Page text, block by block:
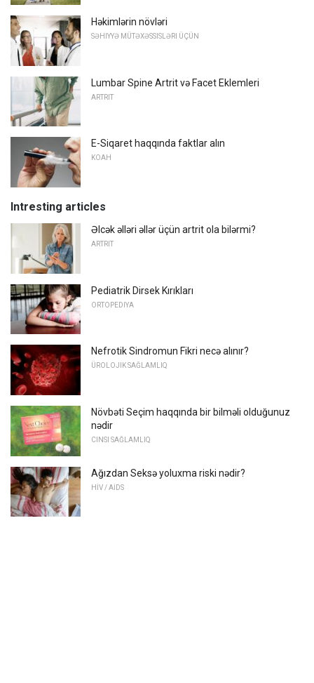
Həkimlərin növləri
SƏHIYYƏ MÜTƏXƏSSISLƏRI ÜÇÜN
Lumbar Spine Artrit və Facet Eklemleri
ARTRIT
E-Siqaret haqqında faktlar alın
KOAH
Intresting articles
Əlcək əlləri əllər üçün artrit ola bilərmi?
ARTRIT
Pediatrik Dirsek Kırıkları
ORTOPEDIYA
Nefrotik Sindromun Fikri necə alınır?
ÜROLOJIK SAĞLAMLIQ
Növbəti Seçim haqqında bir bilməli olduğunuz
nədir
CINSI SAĞLAMLIQ
Ağızdan Seksə yoluxma riski nədir?
HİV / AİDS